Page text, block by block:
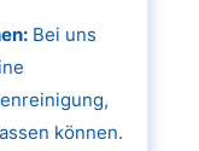
Bei uns
können.